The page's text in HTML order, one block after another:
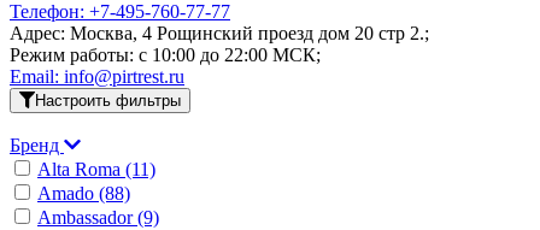
Телефон: +7-495-760-77-77
Адрес: Москва, 4 Рощинский проезд дом 20 стр 2.;
Режим работы: c 10:00 до 22:00 МСК;
Email: info@pirtrest.ru
Настроить фильтры
Бренд
Alta Roma (11)
Amado (88)
Ambassador(9)